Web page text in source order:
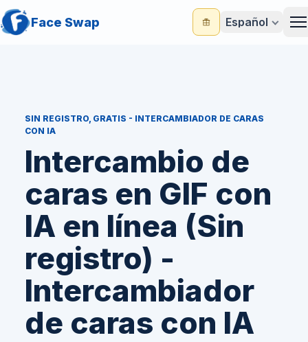
Face Swap Español
SIN REGISTRO, GRATIS - INTERCAMBIADOR DE CARAS
CON IA
Intercambio de
caras en GIF con
IA en línea (Sin
registro) -
Intercambiador
de caras con IA